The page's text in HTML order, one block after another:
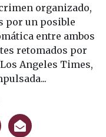
organizado,
por un posible
entre ambos
retomados por
Angeles Times,